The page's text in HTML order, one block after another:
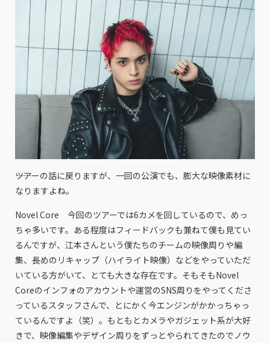
――ツアーの話に戻りますが、一回の公演でも、膨大な映像素材に
なりますよね。
Novel Core 今回のツアーでは6カメを回しているので、めっ
ちゃ多いです。ある程度はフィードバックも兼ねて僕も見てい
るんですが、江本さんという僕たちのチームの映像周りや編
集、長めのリキャップ（ハイライト映像）などをやっていただ
いている方がいて、とても大きな存在です。そもそもNovel
Coreのインフォのアカウントや運営のSNS周りをやってくださ
っているスタッフさんで、とにかく今エンジンがかかっちゃっ
ているんですよ（笑）。もともとカメラやガジェット系が大好
きで、映像編集やデザイン周りをずっとやられてきたのでノウ